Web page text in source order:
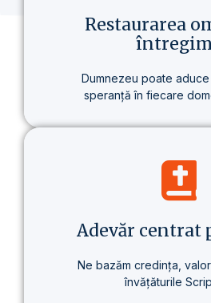
Restaurarea
Dumnezeu poate
speranță în fiecare
Nu vorbim doar despre
despre un stil de viață
schimbare reală – în
Adevăr centrat
Ne bazăm credința,
învățăturile